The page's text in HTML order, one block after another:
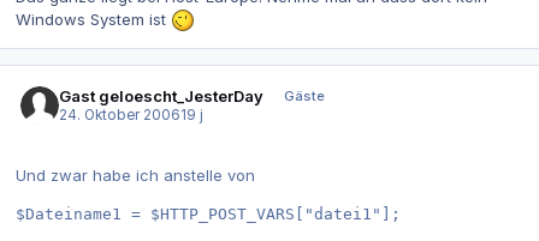
Windows System ist
Gast geloescht_JesterDay
Gäste
24. Oktober 200619 j
Und zwar habe ich anstelle von
$Dateiname1 = $HTTP_POST_VARS["datei1"];